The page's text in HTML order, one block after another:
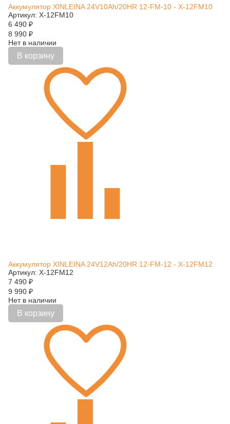
Аккумулятор XINLEINA 24V10Ah/20HR 12-FM-10 - X-12FM10
Артикул: X-12FM10
6 490 ₽
8 990 ₽
Нет в наличии
В корзину
Аккумулятор XINLEINA 24V12Ah/20HR 12-FM-12 - X-12FM12
Артикул: X-12FM12
7 490 ₽
9 990 ₽
Нет в наличии
В корзину